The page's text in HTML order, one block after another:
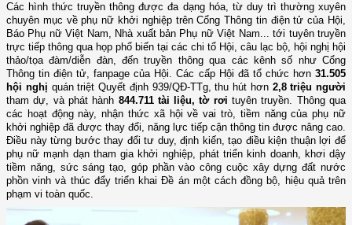
Các hình thức truyền thông được đa dạng hóa, từ duy trì thường xuyên
chuyên mục về phụ nữ khởi nghiệp trên Cổng Thông tin điện tửcủa Hội,
Báo Phụ nữ Việt Nam, Nhà xuất bản Phụ nữ Việt Nam... tới tuyên truyền
trực tiếp thông qua họp phổ biến tại các chi tổ Hội, câu lạc bộ, hội nghị hội
thảo/tọa đàm/diễn đàn, đến truyền thông qua các kênh số như Cổng
Thông tin điện tử, fanpage của Hội. Các cấp Hội đã tổ chức hơn 31.505
hội nghị quán triệt Quyết định 939/QĐ-TTg, thu hút hơn 2,8 triệu người
tham dự, và phát hành 844.711 tài liệu, tờ rơi tuyên truyền. Thông qua
các hoạt động này, nhận thức xã hội về vai trò, tiềm năng của phụ nữ
khởi nghiệp đã được thay đổi, năng lực tiếp cận thông tin được nâng cao.
Điều này từng bước thay đổi tư duy, định kiến, tạo điều kiện thuận lợi để
phụ nữ mạnh dạn tham gia khởi nghiệp, phát triển kinh doanh, khơi dậy
tiềm năng, sức sáng tạo, góp phần vào công cuộc xây dựng đất nước
phồn vinh và thúc đẩy triển khai Đề án một cách đồng bộ, hiệu quả trên
phạm vi toàn quốc.